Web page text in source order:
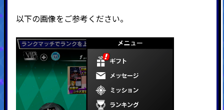
以下の画像をご参考ください。